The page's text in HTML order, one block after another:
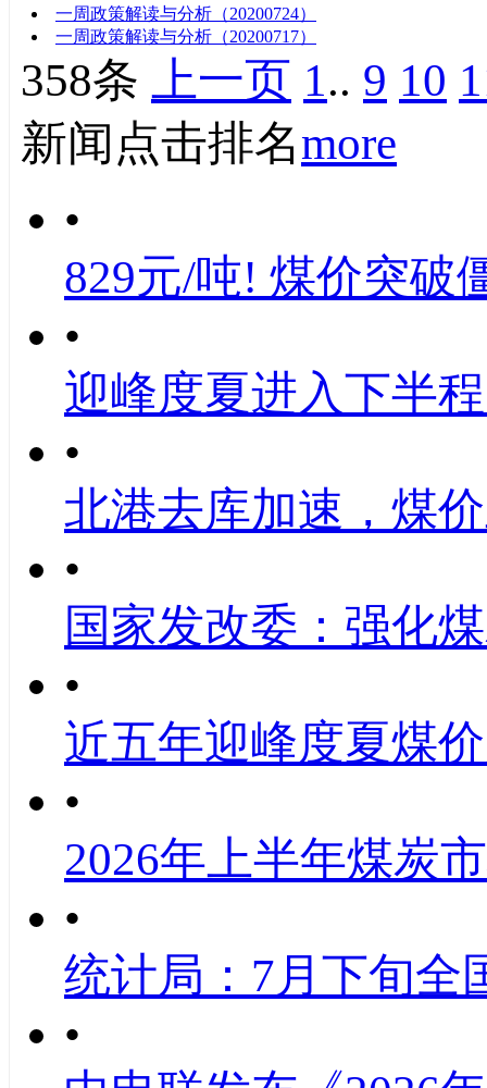
一周政策解读与分析（20200724）
一周政策解读与分析（20200717）
358条 上一页 1.. 9 10
新闻点击排名more
•
829元/吨! 煤价突破
•
迎峰度夏进入下半
•
北港去库加速，煤
•
国家发改委：强化
•
近五年迎峰度夏煤
•
2026年上半年煤炭
•
统计局：7月下旬全
•